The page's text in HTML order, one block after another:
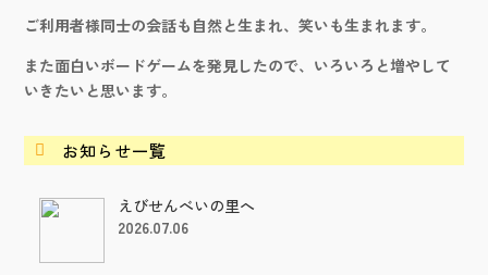
ご利用者様同士の会話も自然と生まれ、笑いも生まれます。
また面白いボードゲームを発見したので、いろいろと増やして
いきたいと思います。
 お知らせ一覧
えびせんべいの里へ
2026.07.06